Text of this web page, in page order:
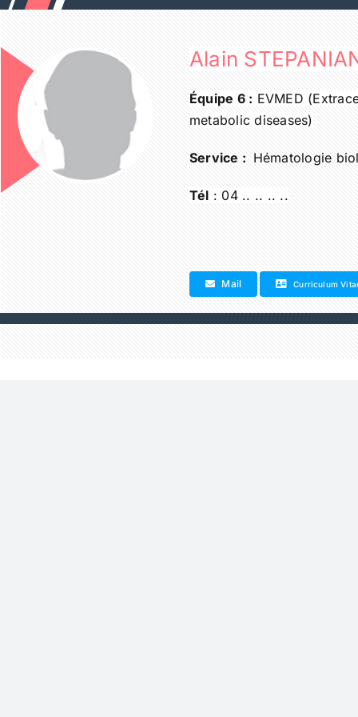
Passer
au
contenu
Alain
Équipe 6 : EVMED
metabolic diseases)
Service :Hématologie
Tél : 04 .. .. .. ..
Mail Curriculum